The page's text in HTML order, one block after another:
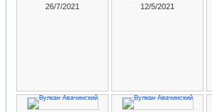
26/7/2021 12/5/2021